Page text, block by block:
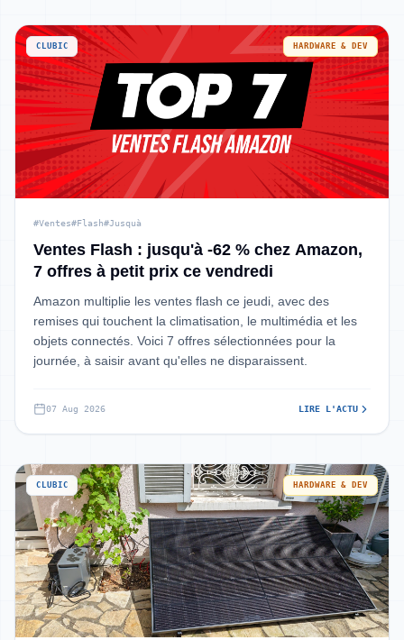
CLUBIC HARDWARE & DEV
#Ventes#Flash#Jusquà
Ventes Flash : jusqu'à -62 % chez Amazon,
7 offres à petit prix ce vendredi
Amazon multiplie les ventes flash ce jeudi, avec des
remises qui touchent la climatisation, le multimédia et les
objets connectés. Voici 7 offres sélectionnées pour la
journée, à saisir avant qu'elles ne disparaissent.
07 Aug 2026 LIRE L'ACTU
CLUBIC HARDWARE & DEV